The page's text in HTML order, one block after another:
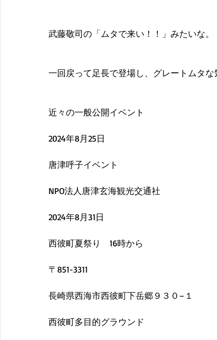
武藤敬司の「ムタで来い！！」みたいな。
一回戻って足長で登場し、グレートムタ
近々の一般公開イベント
2024年8月25日
唐津呼子イベント
NPO法人唐津玄海観光交通社
2024年8月31日
西彼町夏祭り　16時から
〒851-3311
長崎県西海市西彼町下岳郷９３０−１
西彼町多目的グラウンド